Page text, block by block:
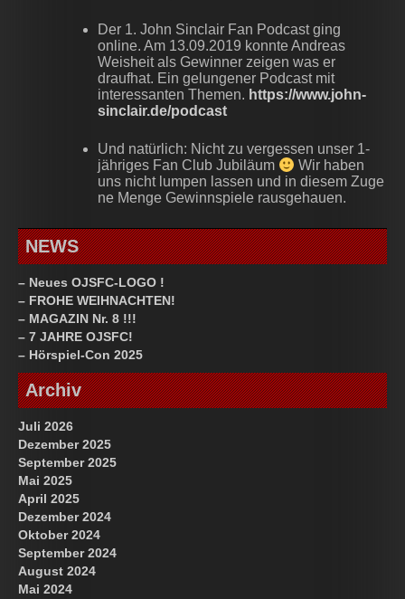
Der 1. John Sinclair Fan Podcast ging
online. Am 13.09.2019 konnte Andreas
Weisheit als Gewinner zeigen was er
draufhat. Ein gelungener Podcast mit
interessanten Themen. https://www.john-
sinclair.de/podcast
Und natürlich: Nicht zu vergessen unser 1-
jähriges Fan Club Jubiläum
Wir haben
uns nicht lumpen lassen und in diesem Zuge
ne Menge Gewinnspiele rausgehauen.
NEWS
– Neues OJSFC-LOGO !
– FROHE WEIHNACHTEN!
– MAGAZIN Nr. 8 !!!
– 7 JAHRE OJSFC!
– Hörspiel-Con 2025
Archiv
Juli 2026
Dezember 2025
September 2025
Mai 2025
April 2025
Dezember 2024
Oktober 2024
September 2024
August 2024
Mai 2024